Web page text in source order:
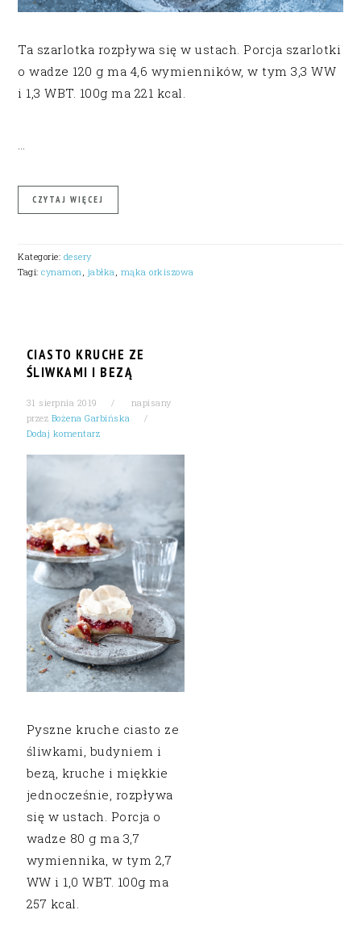
Ta szarlotka rozpływa się w ustach. Porcja szarlotki
o wadze 120 g ma 4,6 wymienników, w tym 3,3 WW
i 1,3 WBT. 100g ma 221 kcal.
CZYTAJ WIĘCEJ
Kategorie: desery
Tagi:cynamon jabłka mąka orkiszowa
CIASTO KRUCHE ZE
ŚLIWKAMI I BEZĄ
31 sierpnia 2019
napisany
przez Bożena Garbińska
Dodaj komentarz
Pyszne kruche ciasto ze
śliwkami, budyniem i
bezą, kruche i miękkie
jednocześnie, rozpływa
się w ustach. Porcja o
wadze 80 g ma 3,7
wymiennika, w tym 2,7
WW i 1,0 WBT. 100g ma
257 kcal.